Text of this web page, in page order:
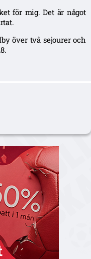
för mig. Det är något
över två sejourer och